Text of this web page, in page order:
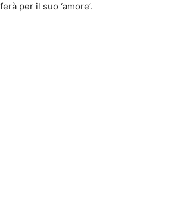
per il suo ‘amore’.